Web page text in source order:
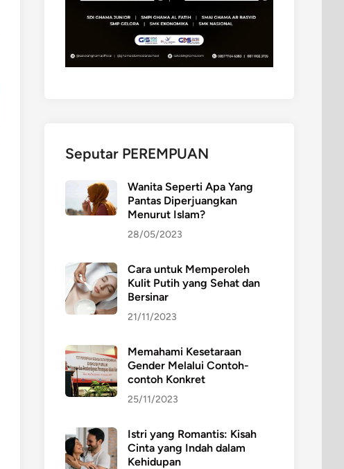
Seputar PEREMPUAN
Wanita Seperti Apa Yang
Pantas Diperjuangkan
Menurut Islam?
28/05/2023
Cara untuk Memperoleh
Kulit Putih yang Sehat dan
Bersinar
21/11/2023
Memahami Kesetaraan
Gender Melalui Contoh-
contoh Konkret
25/11/2023
Istri yang Romantis: Kisah
Cinta yang Indah dalam
Kehidupan